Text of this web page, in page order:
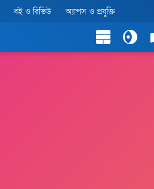
বই ও রিভিউ অ্যাপস ও প্রযুক্তি